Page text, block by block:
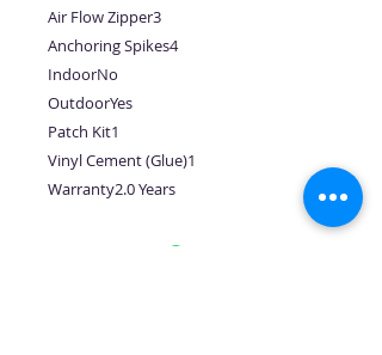
Air Flow Zipper3
Anchoring Spikes4
IndoorNo
OutdoorYes
Patch Kit1
Vinyl Cement (Glue)1
Warranty2.0 Years